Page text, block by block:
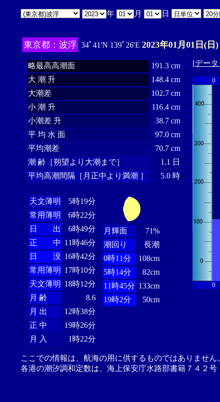
年 月 日
東京都：波浮 34ﾟ41'N 139ﾟ26'E 2023年01月01日(日)
略最高高潮面
191.3 cm
大 潮 升
148.4 cm
大潮差
102.7 cm
小 潮 升
116.4 cm
小潮差 升
38.7 cm
平 均 水 面
97.0 cm
平均潮差
70.7 cm
潮 齢［朔望より大潮まで］
1.1 日
平均高潮間隔［月正中より満潮 ］
5.0 時
天文薄明
5時19分
常用薄明
6時22分
日 出
6時49分
正 中 11時46分
日 没 16時42分
常用薄明 17時10分
天文薄明 18時12分
月 齢
8.6
月 出
12時38分
正 中
19時26分
月 入
1時22分
月輝面
71%
潮回り
長潮
0時11分
108cm
5時14分
82cm
11時45分 133cm
19時2分
50cm
[デー
0
0
ここでの情報は、航海の用に供するものではありませ
各港の潮汐調和定数は、海上保安庁水路部書籍７４２